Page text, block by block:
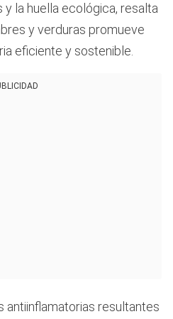
la huella ecológica, resalta
y verduras promueve
eficiente y sostenible.
antiinflamatorias resultantes